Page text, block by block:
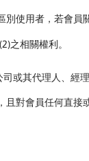
使用者，若會員
之相關權利。
或其代理人、經
對會員任何直接